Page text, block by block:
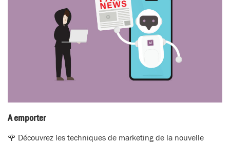
A emporter
🌹 Découvrez les techniques de marketing de la nouvelle